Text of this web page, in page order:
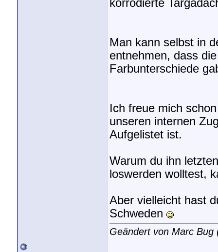
korrodierte
Man kann selbst in
entnehmen, dass
Farbunterschiede
Ich freue mich
unseren internen
Aufgelistet ist.
Warum du ihn
loswerden wolltest,
Aber vielleicht hast
Schweden
Geändert von Marc